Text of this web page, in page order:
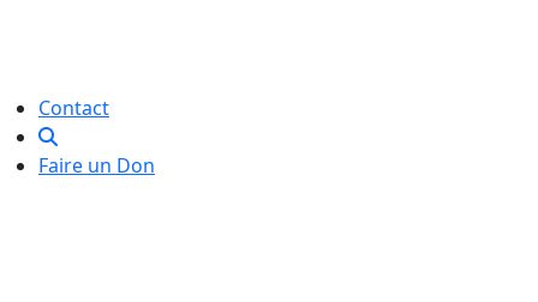
Contact
Faire un Don